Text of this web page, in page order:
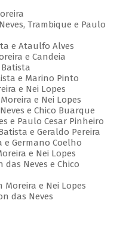
Trambique e Paulo
e Ataulfo Alves
e Candeia
e Marino Pinto
e Nei Lopes
e Nei Lopes
e Chico Buarque
e Paulo Cesar Pinheiro
e Geraldo Pereira
e Germano Coelho
e Nei Lopes
das Neves e Chico
Moreira e Nei Lopes
das Neves